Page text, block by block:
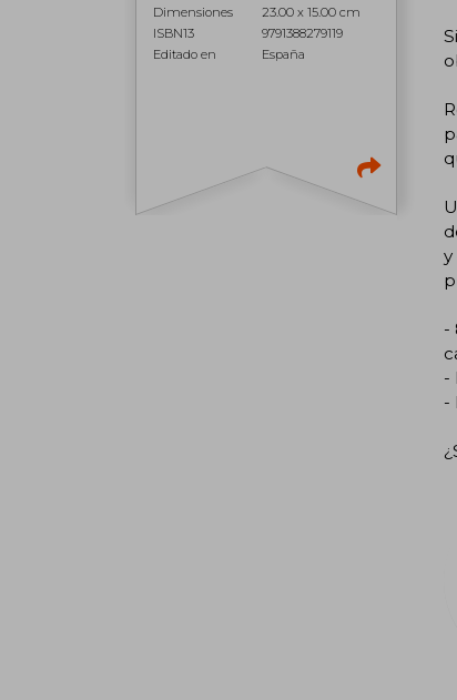
Dimensiones
23.00 x 15.00 cm
ISBN13
9791388279119
Editado en
España
y
-
-
-